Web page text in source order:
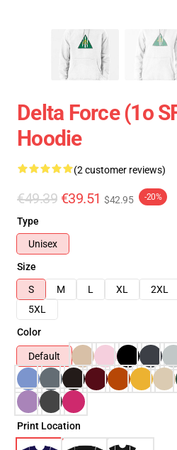
Delta Force (1o
Hoodie
(2 customer reviews)
€49.39 €39.51 $42.95 -20%
Type
Unisex
Size
S
M L XL 2XL
5XL
Color
Default
Print Location